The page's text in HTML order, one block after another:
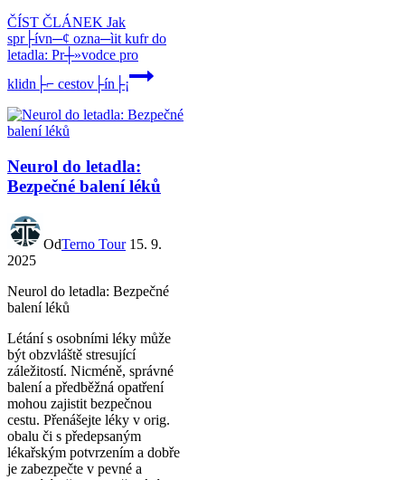
ČÍST ČLÁNEK Jak
spr├ívn─¢ ozna─ìit kufr do
letadla: Pr┼»vodce pro
klidn├⌐ cestov├ín├¡
Neurol do letadla:
Bezpečné balení léků
OdTerno Tour 15. 9.
2025
Neurol do letadla: Bezpečné
balení léků
Létání s osobními léky může
být obzvláště stresující
záležitostí. Nicméně, správné
balení a předběžná opatření
mohou zajistit bezpečnou
cestu. Přenášejte léky v orig.
obalu či s předepsaným
lékařským potvrzením a dobře
je zabezpečte v pevné a